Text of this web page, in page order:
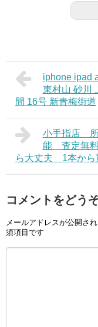
iphone ipad
東村山 砂川
間 16号 新青梅街道
小手指店
能 査定無
ら大丈夫 1本から
コメントをどう
メールアドレスが公開さ
須項目です